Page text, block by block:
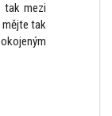
tak mezi
mějte tak